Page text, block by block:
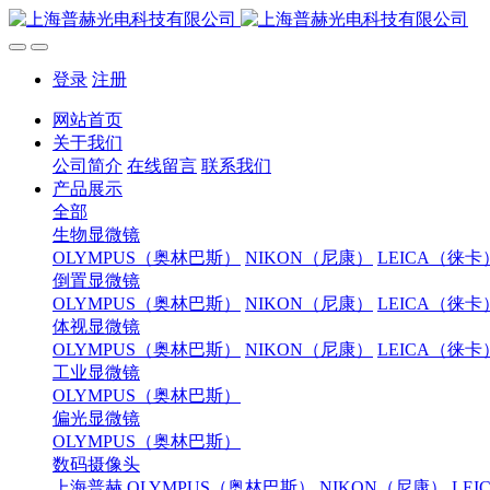
登录 注册
网站首页
关于我们
公司简介 在线留言 联系我们
产品展示
全部
生物显微镜
OLYMPUS（奥林巴斯）
NIKON（尼康）
LEICA（徕卡）
倒置显微镜
OLYMPUS（奥林巴斯）
NIKON（尼康）
LEICA（徕卡）
体视显微镜
OLYMPUS（奥林巴斯）
NIKON（尼康）
LEICA（徕卡）
工业显微镜
OLYMPUS（奥林巴斯）
偏光显微镜
OLYMPUS（奥林巴斯）
数码摄像头